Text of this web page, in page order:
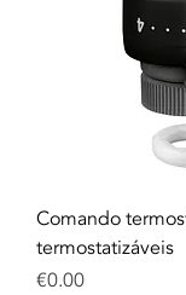
Comando
termostatizáveis
Price
€0.00